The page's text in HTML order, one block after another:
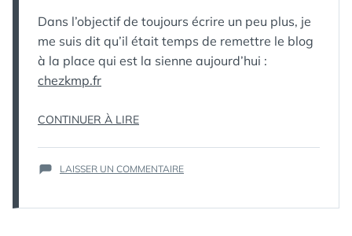
Dans l’objectif de toujours écrire un peu plus, je
me suis dit qu’il était temps de remettre le blog
à la place qui est la sienne aujourd’hui :
chezkmp.fr
CONTINUER À LIRE« CHANGEMENT
LAISSER UN COMMENTAIRESUR